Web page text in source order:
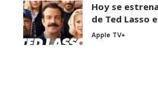
Hoy se
de Ted Lasso
Apple TV+